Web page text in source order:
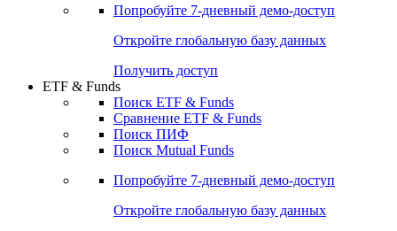
Попробуйте 7-дневный демо-доступ
Откройте глобальную базу данных
Получить доступ
ETF & Funds
Поиск ETF & Funds
Сравнение ETF & Funds
Поиск ПИФ
Поиск Mutual Funds
Попробуйте 7-дневный демо-доступ
Откройте глобальную базу данных